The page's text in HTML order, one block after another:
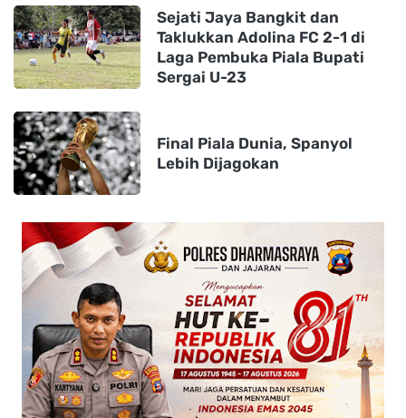
Sejati Jaya Bangkit dan
Taklukkan Adolina FC 2-1 di
Laga Pembuka Piala Bupati
Sergai U-23
Final Piala Dunia, Spanyol
Lebih Dijagokan